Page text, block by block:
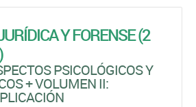
Y FORENSE (2
PSICOLÓGICOS Y
+ VOLUMEN II: